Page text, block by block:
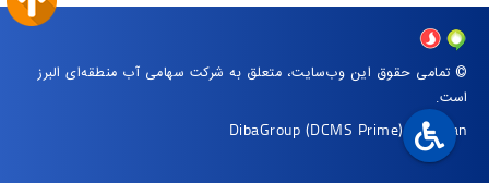
© تمامی حقوق این وب‌سایت، متعلق به شرکت سهامی آب منطقه‌ای البرز
است.
DibaGroup (DCMS Prime)|Arvan